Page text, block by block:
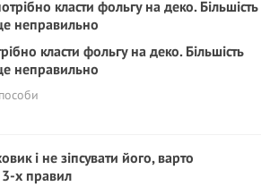
класти фольгу на деко. Більшість
неправильно